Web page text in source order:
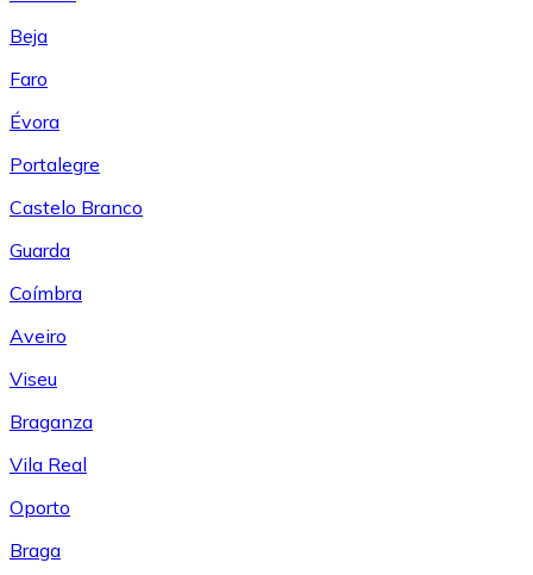
Beja
Faro
Évora
Portalegre
Castelo Branco
Guarda
Coímbra
Aveiro
Viseu
Braganza
Vila Real
Oporto
Braga